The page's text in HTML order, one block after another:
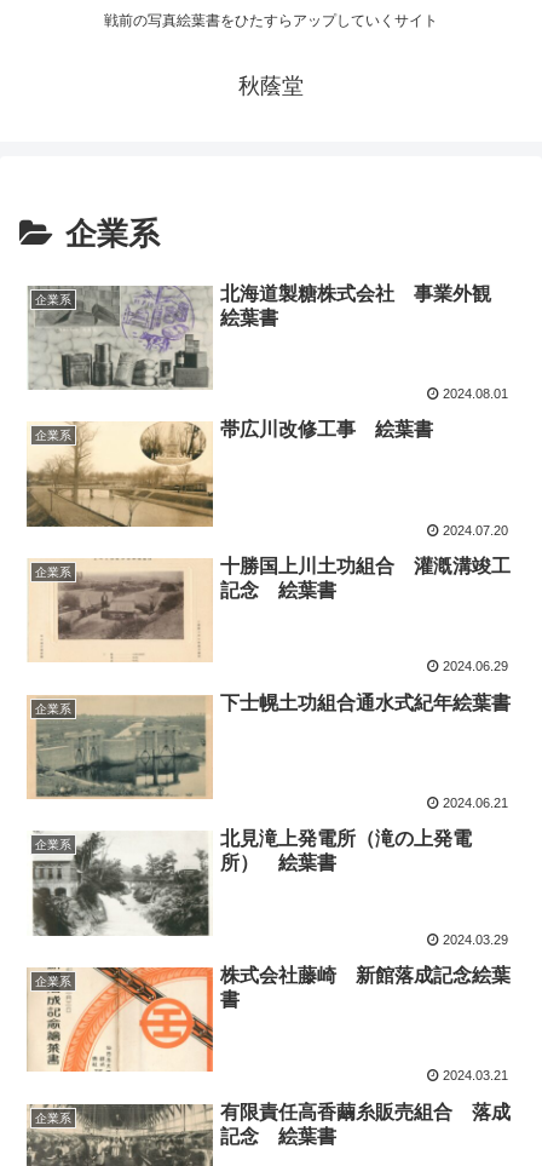
戦前の写真絵葉書をひたすらアップしていくサイト
秋蔭堂
企業系
企業系
北海道製糖株式会社 事業外観
絵葉書
2024.08.01
企業系 帯広川改修工事 絵葉書
2024.07.20
企業系
十勝国上川土功組合 灌漑溝竣工
記念 絵葉書
2024.06.29
企業系 下士幌土功組合通水式紀年絵葉書
2024.06.21
企業系
北見滝上発電所（滝の上発電
所） 絵葉書
2024.03.29
企業系
株式会社藤崎 新館落成記念絵葉
書
2024.03.21
企業系
有限責任高香繭糸販売組合 落成
記念 絵葉書